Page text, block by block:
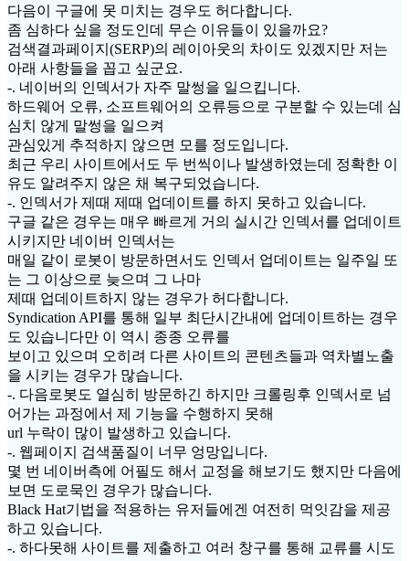
다음이 구글에 못 미치는 경우도 허다합니다.
좀 심하다 싶을 정도인데 무슨 이유들이 있을까요?
검색결과페이지(SERP)의 레이아웃의 차이도 있겠지만 저는
아래 사항들을 꼽고 싶군요.
-. 네이버의 인덱서가 자주 말썽을 일으킵니다.
하드웨어 오류, 소프트웨어의 오류등으로 구분할 수 있는데 심
심치 않게 말썽을 일으켜
관심있게 추적하지 않으면 모를 정도입니다.
최근 우리 사이트에서도 두 번씩이나 발생하였는데 정확한 이
유도 알려주지 않은 채 복구되었습니다.
-. 인덱서가 제때 제때 업데이트를 하지 못하고 있습니다.
구글 같은 경우는 매우 빠르게 거의 실시간 인덱서를 업데이트
시키지만 네이버 인덱서는
매일 같이 로봇이 방문하면서도 인덱서 업데이트는 일주일 또
는 그 이상으로 늦으며 그 나마
제때 업데이트하지 않는 경우가 허다합니다.
Syndication API를 통해 일부 최단시간내에 업데이트하는 경우
도 있습니다만 이 역시 종종 오류를
보이고 있으며 오히려 다른 사이트의 콘텐츠들과 역차별노출
을 시키는 경우가 많습니다.
-. 다음로봇도 열심히 방문하긴 하지만 크롤링후 인덱서로 넘
어가는 과정에서 제 기능을 수행하지 못해
url 누락이 많이 발생하고 있습니다.
-. 웹페이지 검색품질이 너무 엉망입니다.
몇 번 네이버측에 어필도 해서 교정을 해보기도 했지만 다음에
보면 도로묵인 경우가 많습니다.
Black Hat기법을 적용하는 유저들에겐 여전히 먹잇감을 제공
하고 있습니다.
-. 하다못해 사이트를 제출하고 여러 창구를 통해 교류를 시도